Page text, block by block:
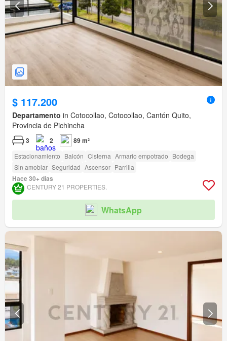
$ 117.200
Departamento in Cotocollao, Cotocollao, Cantón Quito,
Provincia de Pichincha
3 2 89 m²
Estacionamiento Balcón Cisterna Armario empotrado Bodega
Sin amoblar Seguridad Ascensor Parrilla
Hace 30+ días
CENTURY 21 PROPERTIES.
WhatsApp